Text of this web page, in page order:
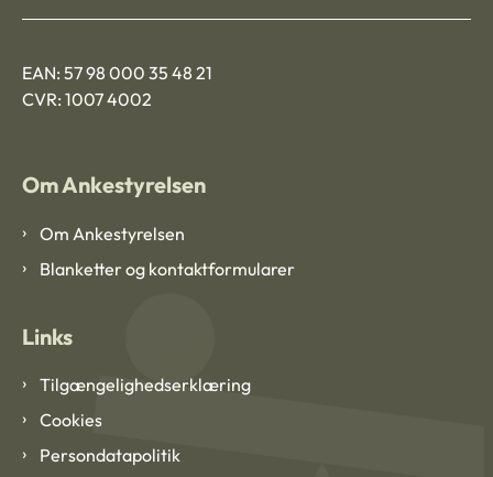
EAN: 57 98 000 35 48 21
CVR: 1007 4002
Om Ankestyrelsen
Om Ankestyrelsen
Blanketter og kontaktformularer
Links
Tilgængelighedserklæring
Cookies
Persondatapolitik